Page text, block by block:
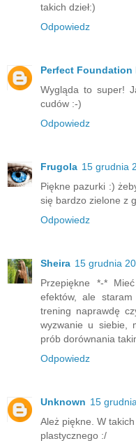
takich dzieł:)
Odpowiedz
Perfect Foundation
Wygląda to super!
cudów :-)
Odpowiedz
Frugola 15 grudnia
Piękne pazurki :)
się bardzo zielone z
Odpowiedz
Sheira 15 grudnia
Przepiękne *-*
efektów, ale
trening naprawdę
wyzwanie u siebie,
prób dorównania
Odpowiedz
Unknown 15
Ależ piękne. W
plastycznego :/